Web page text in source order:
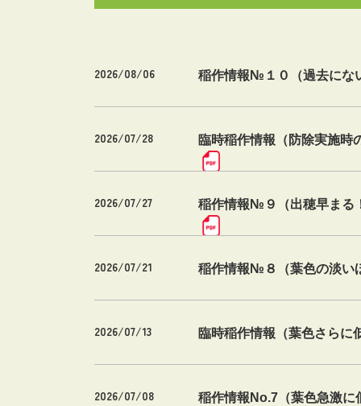
2026/08/06 稲作情報№１０（過去にな
2026/07/28 臨時稲作情報（防除実施時
2026/07/27 稲作情報№９（出穂早まる
2026/07/21 稲作情報№８（葉色の淡い
2026/07/13 臨時稲作情報（葉色さらに
2026/07/08 稲作情報No.7（葉色急激に